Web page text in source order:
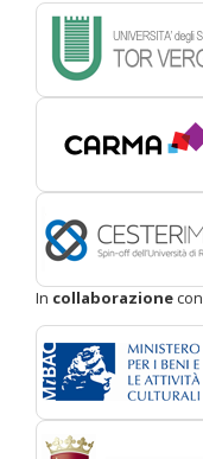
In collaborazionecon